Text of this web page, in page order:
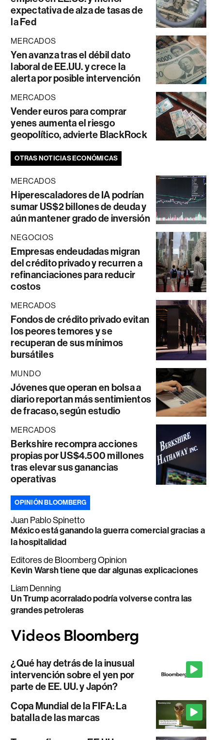
expectativa de alza de tasas de
la Fed
MERCADOS
Yen avanza tras el débil dato
laboral de EE.UU. y crece la
alerta por posible intervención
MERCADOS
Vender euros para comprar
yenes aumenta el riesgo
geopolítico, advierte BlackRock
OTRAS NOTICIAS ECONÓMICAS
MERCADOS
Hiperescaladores de IA podrían
sumar US$2 billones de deuda y
aún mantener grado de inversión
NEGOCIOS
Empresas endeudadas migran
del crédito privado y recurren a
refinanciaciones para reducir
costos
MERCADOS
Fondos de crédito privado evitan
los peores temores y se
recuperan de sus mínimos
bursátiles
MUNDO
Jóvenes que operan en bolsa a
diario reportan más sentimientos
de fracaso, según estudio
MERCADOS
Berkshire recompra acciones
propias por US$4.500 millones
tras elevar sus ganancias
operativas
OPINIÓN BLOOMBERG
Juan Pablo Spinetto
México está ganando la guerra comercial gracias a
la hospitalidad
Editores de Bloomberg Opinion
Kevin Warsh tiene que dar algunas explicaciones
Liam Denning
Un Trump acorralado podría volverse contra las
grandes petroleras
¿Qué hay detrás de la inusual
intervención sobre el yen por
parte de EE. UU. y Japón?
Copa Mundial de la FIFA: La
batalla de las marcas